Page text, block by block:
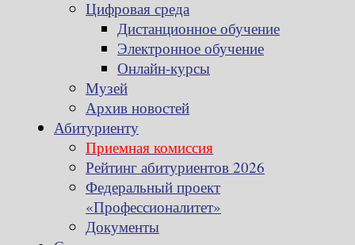
Цифровая среда
Дистанционное обучение
Электронное обучение
Онлайн-курсы
Музей
Архив новостей
Абитуриенту
Приемная комиссия
Рейтинг абитуриентов 2026
Федеральный проект
«Профессионалитет»
Документы